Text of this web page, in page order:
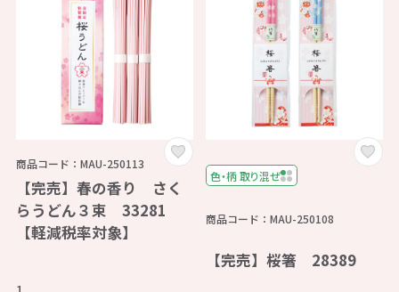
商品コード：MAU-250113
【完売】春の香り さく
らうどん３束 33281
【軽減税率対象】
色・柄 取り混ぜ
商品コード：MAU-250108
【完売】桜箸 28389